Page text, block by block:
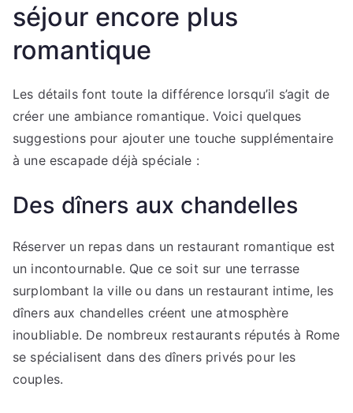
séjour encore plus
romantique
Les détails font toute la différence lorsqu’il s’agit de
créer une ambiance romantique. Voici quelques
suggestions pour ajouter une touche supplémentaire
à une escapade déjà spéciale :
Des dîners aux chandelles
Réserver un repas dans un restaurant romantique est
un incontournable. Que ce soit sur une terrasse
surplombant la ville ou dans un restaurant intime, les
dîners aux chandelles créent une atmosphère
inoubliable. De nombreux restaurants réputés à Rome
se spécialisent dans des dîners privés pour les
couples.